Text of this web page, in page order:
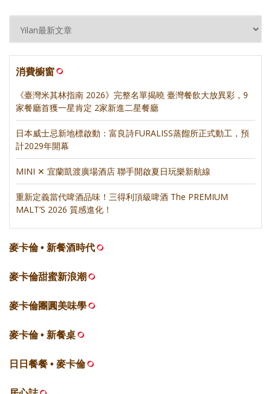
消費櫥窗
《臺灣米其林指南 2026》完整名單揭曉 臺灣餐飲大放異彩，9
家餐廳首獲一星肯定 2家新進二星餐廳
日本威士忌新地標啟動：富良詩FURALISS蒸餾所正式動工，預
計2029年開幕
MINI ✕ 宜蘭凱渡廣場酒店 聯手開啟夏日玩樂新航線
重新定義當代啤酒品味！三得利頂級啤酒 The PREMIUM
MALT’S 2026 質感進化！
麥卡倫 • 新餐酒時代
麥卡倫甜蜜新浪潮
麥卡倫團圓美味學
麥卡倫 • 新餐桌
日日餐餐 • 麥卡倫